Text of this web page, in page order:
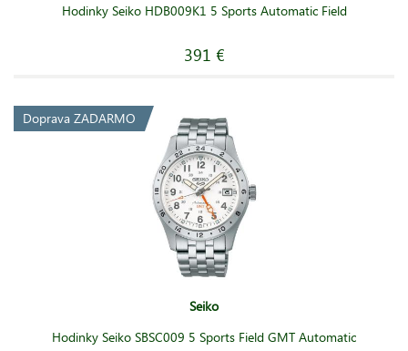
Hodinky Seiko HDB009K1 5 Sports Automatic Field
391 €
Doprava ZADARMO
Seiko
Hodinky Seiko SBSC009 5 Sports Field GMT Automatic